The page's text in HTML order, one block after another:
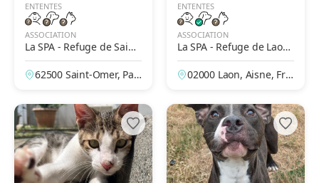
ENTENTES
ASSOCIATION
La SPA - Refuge de Saint-
Omer – Le Brockus
62500 Saint-Omer, Pas
ENTENTES
ASSOCIATION
La SPA - Refuge de Laon
– Des Prés de Longuevall
e 02000 Laon, Aisne, Fra